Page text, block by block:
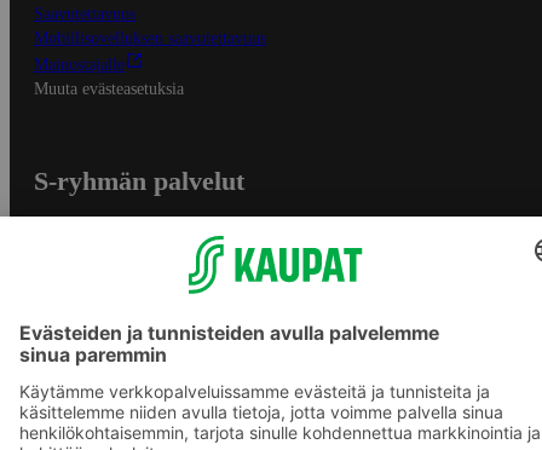
Saavutettavuus
Mobiilisovelluksen saavutettavuus
Mainostajalle
Muuta evästeasetuksia
S-ryhmän palvelut
S-ostoslista -sovellus
Prisma.fi
Sokos.fi
S-Pankki
Yhteishyvä